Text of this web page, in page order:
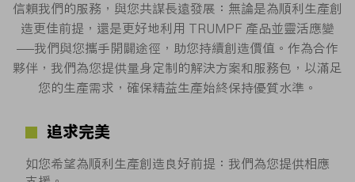
信賴我們的服務，與您共謀長遠發展：無論是為順利生產創
造更佳前提，還是更好地利用 TRUMPF 產品並靈活應變
——我們與您攜手開闢途徑，助您持續創造價值。作為合作
夥伴，我們為您提供量身定制的解決方案和服務包，以滿足
您的生產需求，確保精益生產始終保持優質水準。
追求完美
如您希望為順利生產創造良好前提：我們為您提供相應